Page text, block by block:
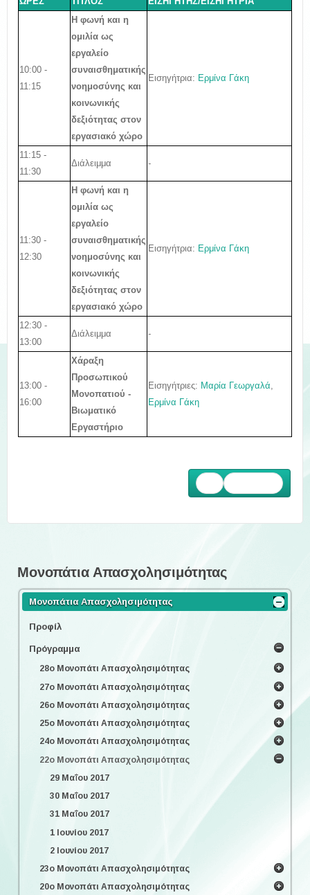
10:00 -
11:15
Η φωνή και η
ομιλία ως
εργαλείο
συναισθηματικής
νοημοσύνης και
κοινωνικής
δεξιότητας στον
εργασιακό χώρο
Εισηγήτρια: Ερμίνα Γάκη
11:15 -
11:30
Διάλειμμα -
11:30 -
12:30
Η φωνή και η
ομιλία ως
εργαλείο
συναισθηματικής
νοημοσύνης και
κοινωνικής
δεξιότητας στον
εργασιακό χώρο
Εισηγήτρια: Ερμίνα Γάκη
12:30 -
13:00
Διάλειμμα -
13:00 -
16:00
Χάραξη
Προσωπικού
Μονοπατιού -
Βιωματικό
Εργαστήριο
Εισηγήτριες: Μαρία Γεωργαλά,
Ερμίνα Γάκη
Μονοπάτια Απασχολησιμότητας
Μονοπάτια Απασχολησιμότητας
Προφίλ
Πρόγραμμα
28ο Μονοπάτι Απασχολησιμότητας
27ο Μονοπάτι Απασχολησιμότητας
26ο Μονοπάτι Απασχολησιμότητας
25ο Μονοπάτι Απασχολησιμότητας
24ο Μονοπάτι Απασχολησιμότητας
22ο Μονοπάτι Απασχολησιμότητας
29 Μαΐου 2017
30 Μαΐου 2017
31 Μαΐου 2017
1 Ιουνίου 2017
2 Ιουνίου 2017
23ο Μονοπάτι Απασχολησιμότητας
20ο Μονοπάτι Απασχολησιμότητας